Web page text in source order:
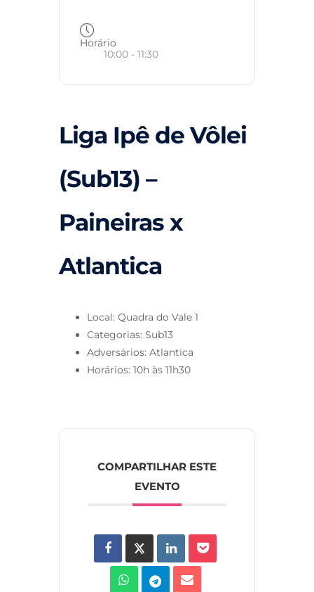
Horário
10:00 - 11:30
Liga Ipê de Vôlei
(Sub13) –
Paineiras x
Atlantica
Local: Quadra do Vale 1
Categorias: Sub13
Adversários: Atlantica
Horários: 10h às 11h30
COMPARTILHAR ESTE
EVENTO